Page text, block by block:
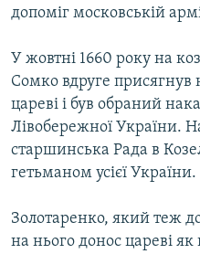
допоміг московській
У жовтні 1660 року на
Сомко вдруге присягнув
цареві і був обраний
Лівобережної України.
старшинська Рада в
гетьманом усієї України.
Золотаренко, який теж
на нього донос цареві